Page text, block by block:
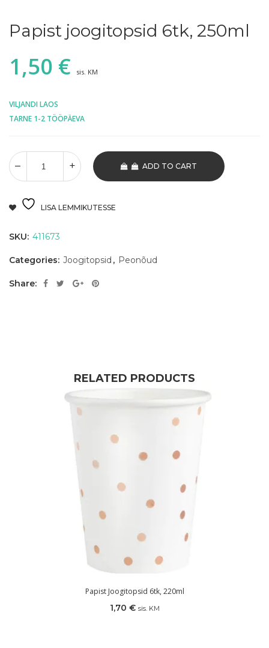
Papist joogitopsid 6tk, 250ml
1,50 € sis. KM
VILJANDI LAOS
TARNE 1-2 TÖÖPÄEVA
ADD TO CART
LISA LEMMIKUTESSE
SKU: 411673
Categories: Joogitopsid , Peonõud
Share:
RELATED PRODUCTS
Papist Joogitopsid 6tk, 220ml
1,70 € sis. KM